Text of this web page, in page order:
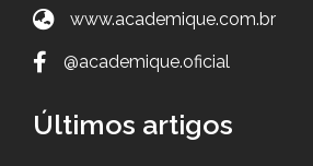
www.academique.com.br
@academique.oficial
Últimos artigos